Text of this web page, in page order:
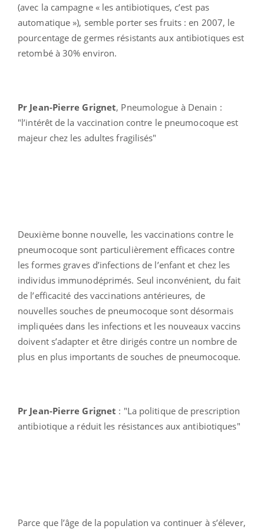
(avec la campagne « les antibiotiques, c’est pas
automatique »), semble porter ses fruits : en 2007, le
pourcentage de germes résistants aux antibiotiques est
retombé à 30% environ.
Pr Jean-Pierre Grignet, Pneumologue à Denain :
"l’intérêt de la vaccination contre le pneumocoque est
majeur chez les adultes fragilisés"
Deuxième bonne nouvelle, les vaccinations contre le
pneumocoque sont particulièrement efficaces contre
les formes graves d’infections de l’enfant et chez les
individus immunodéprimés. Seul inconvénient, du fait
de l’efficacité des vaccinations antérieures, de
nouvelles souches de pneumocoque sont désormais
impliquées dans les infections et les nouveaux vaccins
doivent s’adapter et être dirigés contre un nombre de
plus en plus importants de souches de pneumocoque.
Pr Jean-Pierre Grignet : "La politique de prescription
antibiotique a réduit les résistances aux antibiotiques"
Parce que l’âge de la population va continuer à s’élever,